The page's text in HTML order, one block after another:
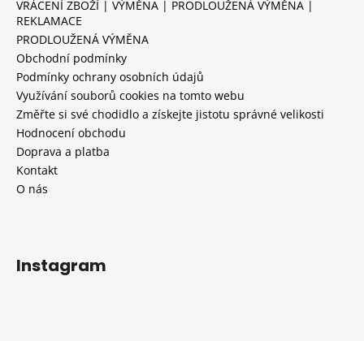
VRÁCENÍ ZBOŽÍ | VÝMĚNA | PRODLOUŽENÁ VÝMĚNA |
REKLAMACE
PRODLOUŽENÁ VÝMĚNA
Obchodní podmínky
Podmínky ochrany osobních údajů
Využívání souborů cookies na tomto webu
Změřte si své chodidlo a získejte jistotu správné velikosti
Hodnocení obchodu
Doprava a platba
Kontakt
O nás
Instagram